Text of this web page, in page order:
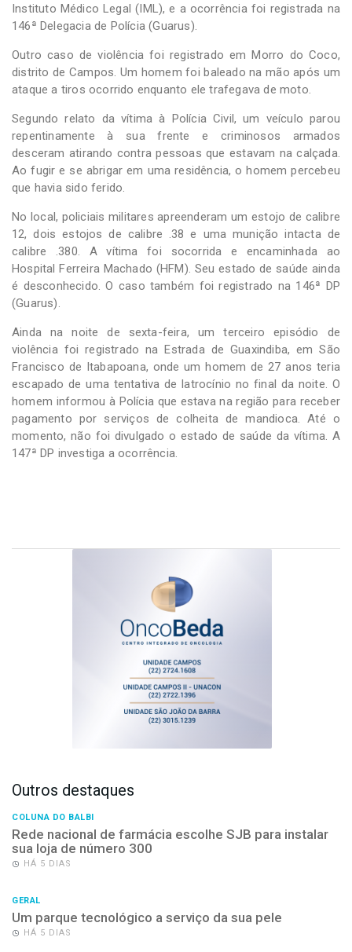
Instituto Médico Legal (IML), e a ocorrência foi registrada na
146ª Delegacia de Polícia (Guarus).
Outro caso de violência foi registrado em Morro do Coco,
distrito de Campos. Um homem foi baleado na mão após um
ataque a tiros ocorrido enquanto ele trafegava de moto.
Segundo relato da vítima à Polícia Civil, um veículo parou
repentinamente à sua frente e criminosos armados
desceram atirando contra pessoas que estavam na calçada.
Ao fugir e se abrigar em uma residência, o homem percebeu
que havia sido ferido.
No local, policiais militares apreenderam um estojo de calibre
12, dois estojos de calibre .38 e uma munição intacta de
calibre .380. A vítima foi socorrida e encaminhada ao
Hospital Ferreira Machado (HFM). Seu estado de saúde ainda
é desconhecido. O caso também foi registrado na 146ª DP
(Guarus).
Ainda na noite de sexta-feira, um terceiro episódio de
violência foi registrado na Estrada de Guaxindiba, em São
Francisco de Itabapoana, onde um homem de 27 anos teria
escapado de uma tentativa de latrocínio no final da noite. O
homem informou à Polícia que estava na região para receber
pagamento por serviços de colheita de mandioca. Até o
momento, não foi divulgado o estado de saúde da vítima. A
147ª DP investiga a ocorrência.
Outros destaques
COLUNA DO BALBI
Rede nacional de farmácia escolhe SJB para instalar
sua loja de número 300
HÁ 5 DIAS
GERAL
Um parque tecnológico a serviço da sua pele
HÁ 5 DIAS